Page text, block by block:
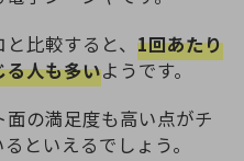
比較すると、 1回あたり
る人も多いようです。
の満足度も高い点がチ
といえるでしょう。